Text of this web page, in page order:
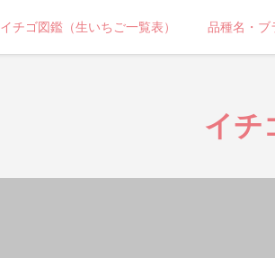
イチゴ図鑑（生いちご一覧表） 品種名・ブ
イチ